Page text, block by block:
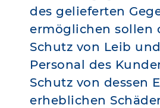
des gelieferten
ermöglichen sollen
Schutz von Leib
Personal des
Schutz von dessen
erheblichen